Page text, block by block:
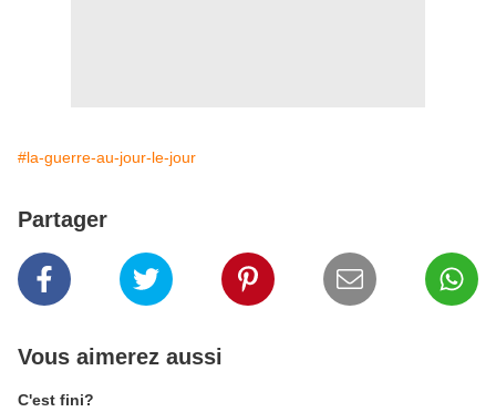
#la-guerre-au-jour-le-jour
Partager
Vous aimerez aussi
C'est fini?